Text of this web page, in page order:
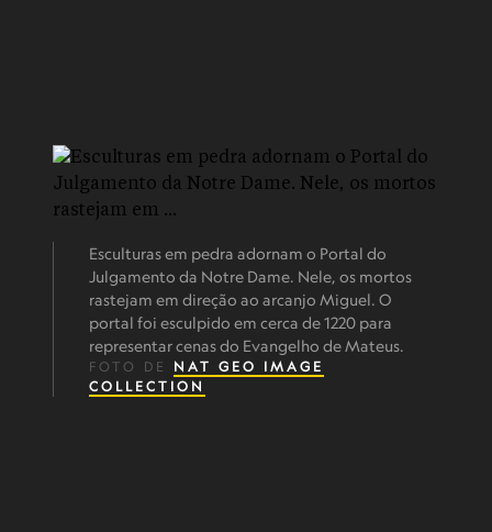
Esculturas em pedra adornam o Portal do
Julgamento da Notre Dame. Nele, os mortos
rastejam em direção ao arcanjo Miguel. O
portal foi esculpido em cerca de 1220 para
representar cenas do Evangelho de Mateus.
FOTO DE NAT GEO IMAGE
COLLECTION